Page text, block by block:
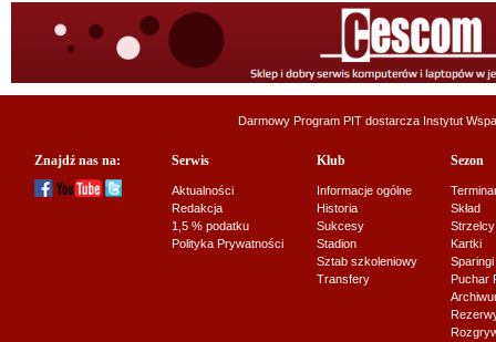
Darmowy Program PIT dostarcza Instytut
Znajdź nas na: Serwis
Aktualności
Redakcja
1,5 % podatku
Polityka Prywatności
Klub
Informacje ogólne
Historia
Sukcesy
Stadion
Sztab szkoleniowy
Transfery
Sezon
Skład
Strzelcy
Kartki
Sparingi
Puchar